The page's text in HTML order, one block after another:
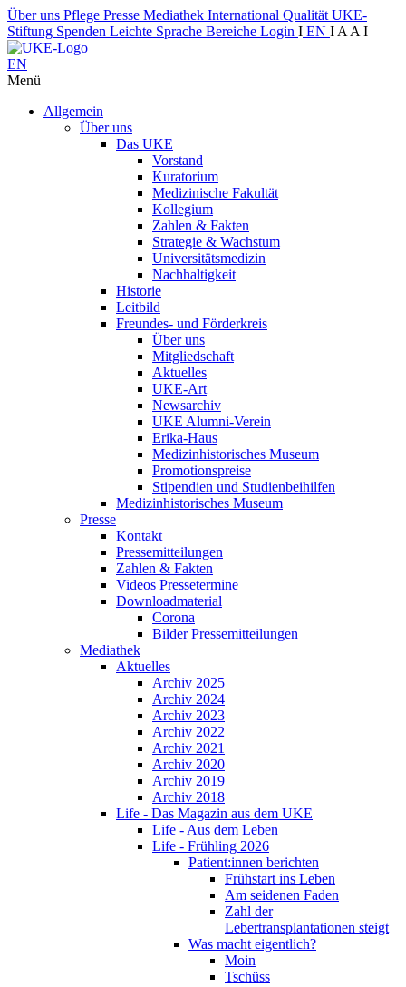
Über uns Pflege Presse Mediathek International Qualität UKE-
Stiftung Spenden Leichte Sprache Bereiche Login I EN I A A I
EN
Menü
Allgemein
Über uns
Das UKE
Vorstand
Kuratorium
Medizinische Fakultät
Kollegium
Zahlen & Fakten
Strategie & Wachstum
Universitätsmedizin
Nachhaltigkeit
Historie
Leitbild
Freundes- und Förderkreis
Über uns
Mitgliedschaft
Aktuelles
UKE-Art
Newsarchiv
UKE Alumni-Verein
Erika-Haus
Medizinhistorisches Museum
Promotionspreise
Stipendien und Studienbeihilfen
Medizinhistorisches Museum
Presse
Kontakt
Pressemitteilungen
Zahlen & Fakten
Videos Pressetermine
Downloadmaterial
Corona
Bilder Pressemitteilungen
Mediathek
Aktuelles
Archiv 2025
Archiv 2024
Archiv 2023
Archiv 2022
Archiv 2021
Archiv 2020
Archiv 2019
Archiv 2018
Life - Das Magazin aus dem UKE
Life - Aus dem Leben
Life - Frühling 2026
Patient:innen berichten
Frühstart ins Leben
Am seidenen Faden
Zahl der
Lebertransplantationen steigt
Was macht eigentlich?
Moin
Tschüss